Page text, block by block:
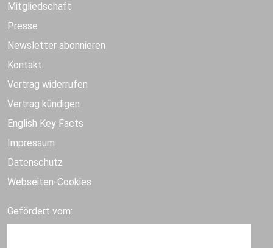
Mitgliedschaft
Presse
Newsletter abonnieren
Kontakt
Vertrag widerrufen
Vertrag kündigen
English Key Facts
Impressum
Datenschutz
Webseiten-Cookies
Gefördert vom: